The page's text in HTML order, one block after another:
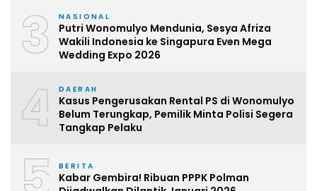
3 NASIONAL
Putri Wonomulyo Mendunia, Sesya Afriza
Wakili Indonesia ke Singapura Even Mega
Wedding Expo 2026
4 DAERAH
Kasus Pengerusakan Rental PS di Wonomulyo
Belum Terungkap, Pemilik Minta Polisi Segera
Tangkap Pelaku
BERITA
Kabar Gembira! Ribuan PPPK Polman